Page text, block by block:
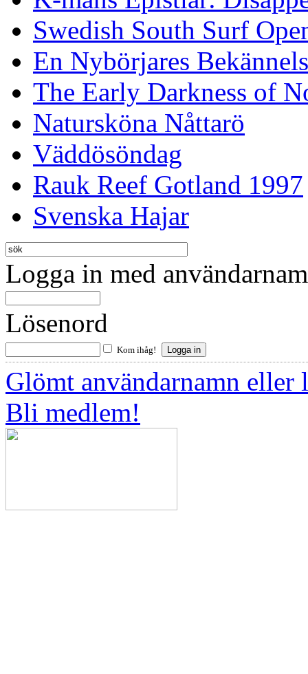
Swedish South Surf
En Nybörjares
The Early Darkness of
Natursköna Nåttarö
Väddösöndag
Rauk Reef Gotland 1997
Svenska Hajar
Logga in med
Lösenord
Kom ihåg!
Glömt användarnamn eller
Bli medlem!